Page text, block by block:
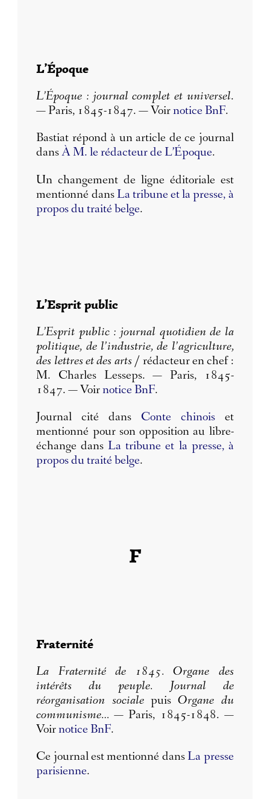
L’Époque
L’Époque : journal complet et universel.
— Paris, 1845-1847. — Voirnotice BnF.
Bastiat répond à un article de ce journal
dansÀ M. le rédacteur de L’Époque.
Un changement de ligne éditoriale est
mentionné dans La tribune et la presse, à
propos du traité belge.
L’Esprit public
L’Esprit public : journal quotidien de la
politique, de l’industrie, de l’agriculture,
des lettres et des arts/ rédacteur en chef :
M. Charles Lesseps. — Paris, 1845-
1847. — Voirnotice BnF.
Journal cité dans Conte chinoiset
mentionné pour son opposition au libre-
échange dans La tribune et la presse, à
propos du traité belge.
F
Fraternité
La Fraternité de 1845. Organe des
intérêts du peuple. Journal de
réorganisation socialepuisOrgane du
communisme… — Paris, 1845-1848. —
Voirnotice BnF.
Ce journal est mentionné dans La presse
parisienne.